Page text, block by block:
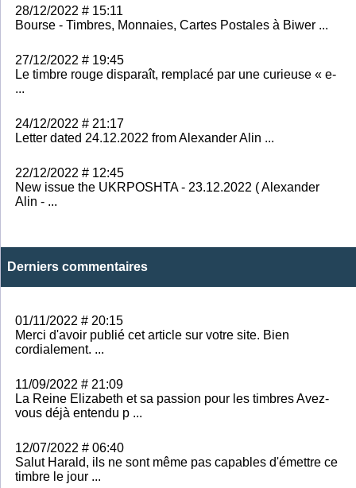
28/12/2022 # 15:11
Bourse - Timbres, Monnaies, Cartes Postales à Biwer ...
27/12/2022 # 19:45
Le timbre rouge disparaît, remplacé par une curieuse « e-
...
24/12/2022 # 21:17
Letter dated 24.12.2022 from Alexander Alin ...
22/12/2022 # 12:45
New issue the UKRPOSHTA - 23.12.2022 ( Alexander
Alin - ...
Derniers commentaires
01/11/2022 # 20:15
Merci d'avoir publié cet article sur votre site. Bien
cordialement. ...
11/09/2022 # 21:09
La Reine Elizabeth et sa passion pour les timbres Avez-
vous déjà entendu p ...
12/07/2022 # 06:40
Salut Harald, ils ne sont même pas capables d'émettre ce
timbre le jour ...